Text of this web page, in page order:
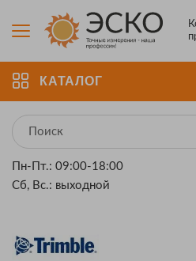
КАТАЛОГ
Пн-Пт.: 09:00-18:00
Сб, Вс.: выходной